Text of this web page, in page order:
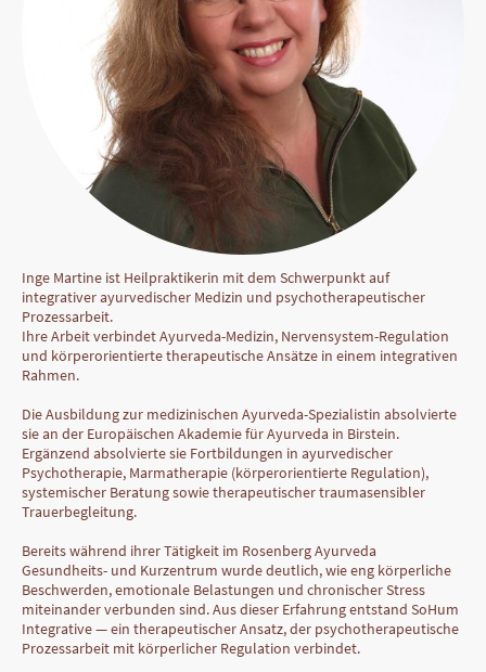
Inge Martine ist Heilpraktikerin mit dem Schwerpunkt auf
integrativer ayurvedischer Medizin und psychotherapeutischer
Prozessarbeit.
Ihre Arbeit verbindet Ayurveda-Medizin, Nervensystem-Regulation
und körperorientierte therapeutische Ansätze in einem integrativen
Rahmen.
Die Ausbildung zur medizinischen Ayurveda-Spezialistin absolvierte
sie an der Europäischen Akademie für Ayurveda in Birstein.
Ergänzend absolvierte sie Fortbildungen in ayurvedischer
Psychotherapie, Marmatherapie (körperorientierte Regulation),
systemischer Beratung sowie therapeutischer traumasensibler
Trauerbegleitung.
Bereits während ihrer Tätigkeit im Rosenberg Ayurveda
Gesundheits- und Kurzentrum wurde deutlich, wie eng körperliche
Beschwerden, emotionale Belastungen und chronischer Stress
miteinander verbunden sind. Aus dieser Erfahrung entstand SoHum
Integrative — ein therapeutischer Ansatz, der psychotherapeutische
Prozessarbeit mit körperlicher Regulation verbindet.